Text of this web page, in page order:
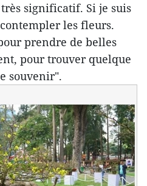
significatif. Si je suis
les fleurs.
prendre de belles
pour trouver quelque
souvenir".